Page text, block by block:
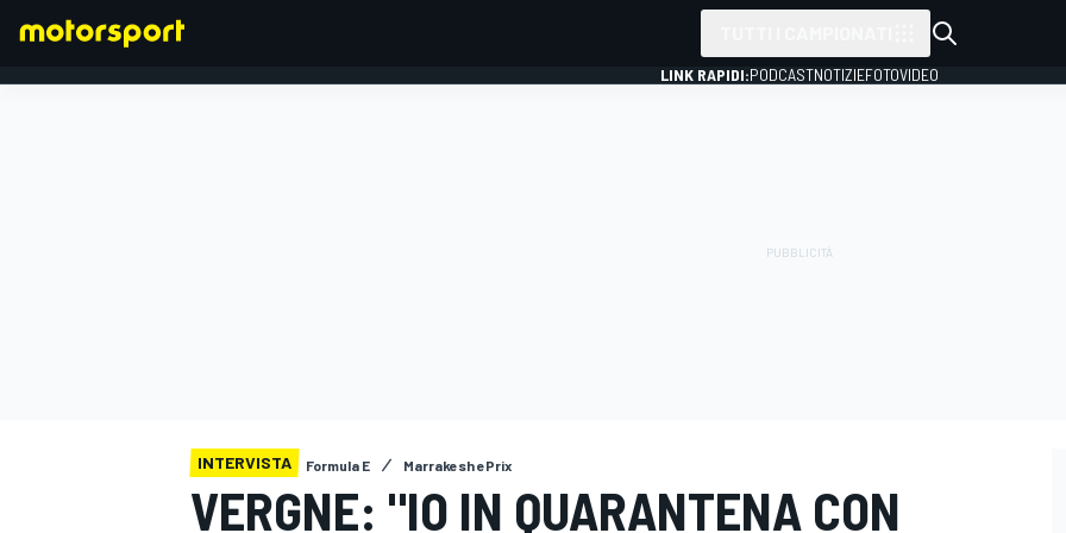
LINK RAPIDI:PODCASTNOTIZIEFOTOVIDEO
INTERVISTA Formula E Marrakesh ePrix
VERGNE: "IO IN QUARANTENA CON